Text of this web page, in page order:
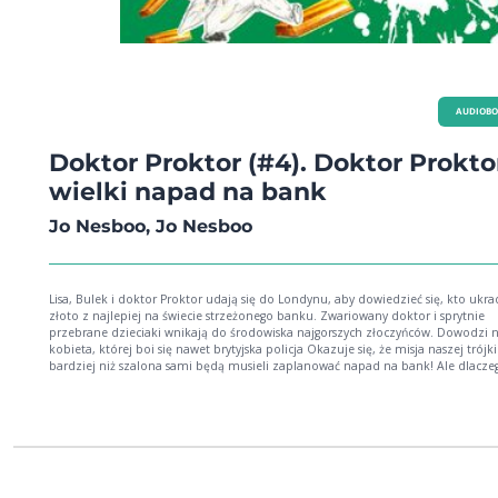
Doktor Proktor (#4). Doktor
wielki napad na bank
Jo Nesboo, Jo Nesboo
Lisa, Bulek i doktor Proktor udają się do Londynu, aby dowiedzieć się, kto
złoto z najlepiej na świecie strzeżonego banku. Zwariowany doktor i sprytnie
przebrane dzieciaki wnikają do środowiska najgorszych złoczyńców. Dowodzi
kobieta, której boi się nawet brytyjska policja Okazuje się, że misja naszej
bardziej niż szalona sami będą musieli zaplanować napad na bank! Ale dlaczego? I